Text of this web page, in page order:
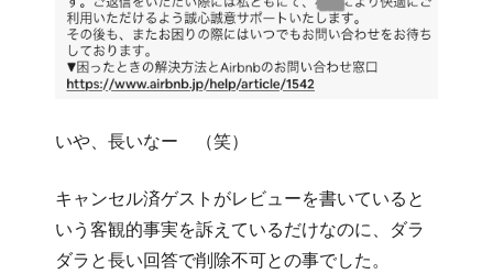
いや、長いなー （笑）
キャンセル済ゲストがレビューを書いていると
いう客観的事実を訴えているだけなのに、ダラ
ダラと長い回答で削除不可との事でした。